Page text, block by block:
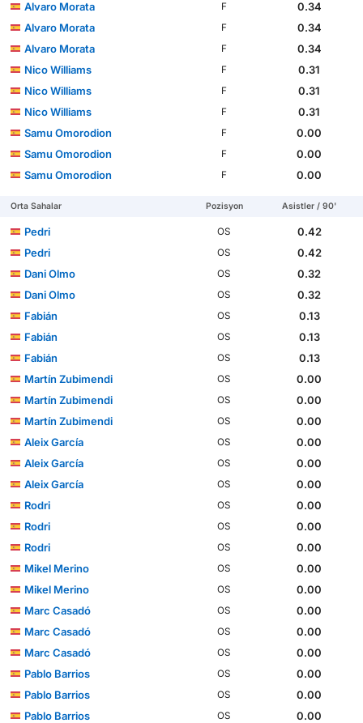
Alvaro Morata F
0.34
Alvaro Morata
F
0.34
Alvaro Morata
F
0.34
Nico Williams
F
0.31
Nico Williams
F
0.31
Nico Williams
F
0.31
Samu Omorodion
F
0.00
Samu Omorodion
F
0.00
Samu Omorodion
F 0.00
Orta Sahalar Pozisyon Asistler / 90'
Pedri OS
0.42
Pedri
OS
0.42
Dani Olmo
OS
0.32
Dani Olmo
OS
0.32
Fabián
OS
0.13
Fabián
OS
0.13
Fabián
OS
0.13
Martín Zubimendi
OS
0.00
Martín Zubimendi
OS
0.00
Martín Zubimendi
OS
0.00
Aleix García
OS
0.00
Aleix García
OS
0.00
Aleix García
OS
0.00
Rodri
OS
0.00
Rodri
OS
0.00
Rodri
OS
0.00
Mikel Merino
OS
0.00
Mikel Merino
OS
0.00
Marc Casadó
OS
0.00
Marc Casadó
OS
0.00
Marc Casadó
OS
0.00
Pablo Barrios
OS
0.00
Pablo Barrios
OS
0.00
Pablo Barrios
OS
0.00